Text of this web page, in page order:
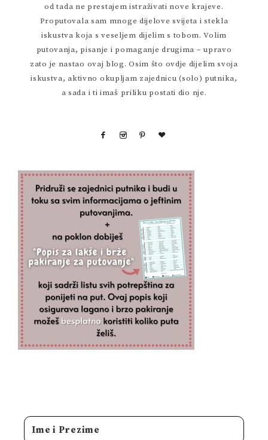
od tada ne prestajem istraživati nove krajeve.
Proputovala sam mnoge dijelove svijeta i stekla
iskustva koja s veseljem dijelim s tobom. Volim
putovanja, pisanje i pomaganje drugima – upravo
zato je nastao ovaj blog. Osim što ovdje dijelim svoja
iskustva, aktivno okupljam zajednicu (solo) putnika,
a sada i ti imaš priliku postati dio nje.